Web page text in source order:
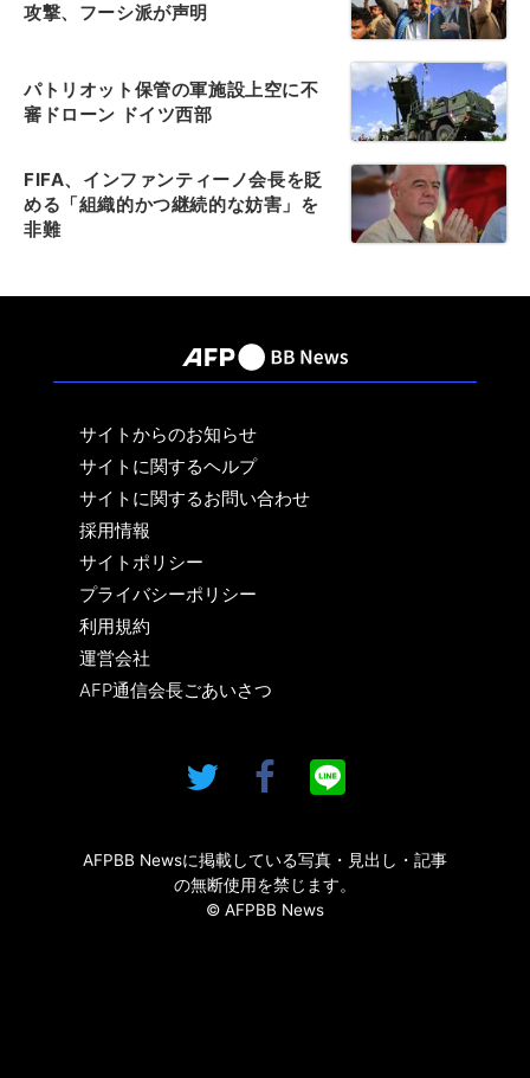
攻撃、フーシ派が声明
パトリオット保管の軍施設上空に不
審ドローン ドイツ西部
FIFA、インファンティーノ会長を貶
める「組織的かつ継続的な妨害」を
非難
サイトからのお知らせ
サイトに関するヘルプ
サイトに関するお問い合わせ
採用情報
サイトポリシー
プライバシーポリシー
利用規約
運営会社
AFP通信会長ごあいさつ
AFPBB Newsに掲載している写真・見出し・記事
の無断使用を禁じます。
© AFPBB News